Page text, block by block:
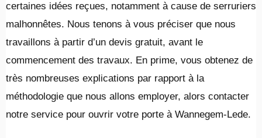
certaines idées reçues, notamment à cause de serruriers
malhonnêtes. Nous tenons à vous préciser que nous
travaillons à partir d’un devis gratuit, avant le
commencement des travaux. En prime, vous obtenez de
très nombreuses explications par rapport à la
méthodologie que nous allons employer, alors contacter
notre service pour ouvrir votre porte à Wannegem-Lede.